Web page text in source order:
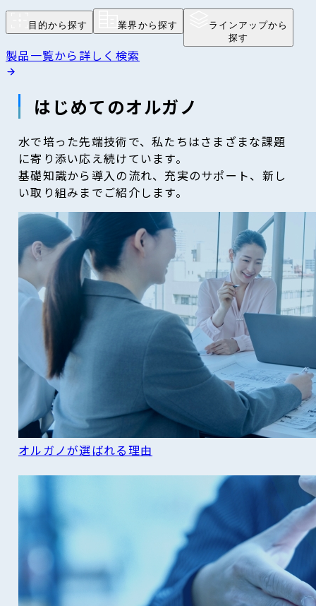
目的から探す 業界から探す
ラインアップから
探す
製品一覧から詳しく検索
はじめてのオルガノ
水で培った先端技術で、私たちはさまざまな課題
に寄り添い応え続けています。
基礎知識から導入の流れ、充実のサポート、新し
い取り組みまでご紹介します。
オルガノが選ばれる理由